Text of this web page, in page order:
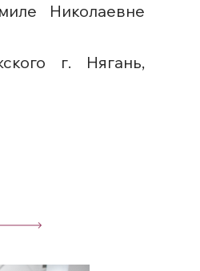
Николаевне
г. Нягань,